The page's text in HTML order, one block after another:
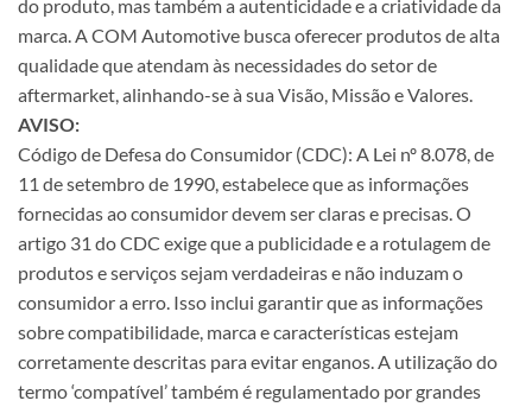
do produto, mas também a autenticidade e a criatividade da
marca. A COM Automotive busca oferecer produtos de alta
qualidade que atendam às necessidades do setor de
aftermarket, alinhando-se à sua Visão, Missão e Valores.
AVISO:
Código de Defesa do Consumidor (CDC): A Lei nº 8.078, de
11 de setembro de 1990, estabelece que as informações
fornecidas ao consumidor devem ser claras e precisas. O
artigo 31 do CDC exige que a publicidade e a rotulagem de
produtos e serviços sejam verdadeiras e não induzam o
consumidor a erro. Isso inclui garantir que as informações
sobre compatibilidade, marca e características estejam
corretamente descritas para evitar enganos. A utilização do
termo ‘compatível’ também é regulamentado por grandes